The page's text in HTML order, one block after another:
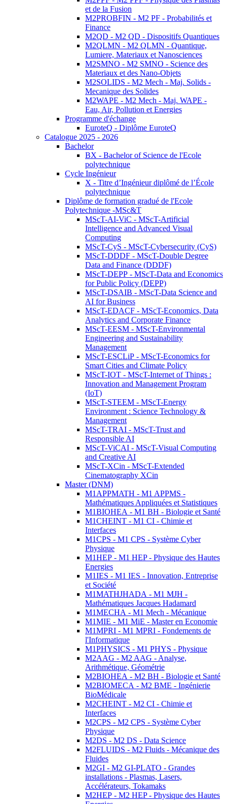
et de la Fusion
M2PROBFIN - M2 PF - Probabilités et
Finance
M2QD - M2 QD - Dispositifs Quantiques
M2QLMN - M2 QLMN - Quantique,
Lumiere, Materiaux et Nanosciences
M2SMNO - M2 SMNO - Science des
Materiaux et des Nano-Objets
M2SOLIDS - M2 Mech - Maj. Solids -
Mecanique des Solides
M2WAPE - M2 Mech - Maj. WAPE -
Eau, Air, Pollution et Energies
Programme d'échange
EuroteQ - Diplôme EuroteQ
Catalogue 2025 - 2026
Bachelor
BX - Bachelor of Science de l'Ecole
polytechnique
Cycle Ingénieur
X - Titre d’Ingénieur diplômé de l’École
polytechnique
Diplôme de formation gradué de l'Ecole
Polytechnique -MSc&T
MScT-AI-ViC - MScT-Artificial
Intelligence and Advanced Visual
Computing
MScT-CyS - MScT-Cybersecurity (CyS)
MScT-DDDF - MScT-Double Degree
Data and Finance (DDDF)
MScT-DEPP - MScT-Data and Economics
for Public Policy (DEPP)
MScT-DSAIB - MScT-Data Science and
AI for Business
MScT-EDACF - MScT-Economics, Data
Analytics and Corporate Finance
MScT-EESM - MScT-Environmental
Engineering and Sustainability
Management
MScT-ESCLiP - MScT-Economics for
Smart Cities and Climate Policy
MScT-IOT - MScT-Internet of Things :
Innovation and Management Program
(IoT)
MScT-STEEM - MScT-Energy
Environment : Science Technology &
Management
MScT-TRAI - MScT-Trust and
Responsible AI
MScT-ViCAI - MScT-Visual Computing
and Creative AI
MScT-XCin - MScT-Extended
Cinematography XCin
Master (DNM)
M1APPMATH - M1 APPMS -
Mathématiques Appliquées et Statistiques
M1BIOHEA - M1 BH - Biologie et Santé
M1CHEINT - M1 CI - Chimie et
Interfaces
M1CPS - M1 CPS - Système Cyber
Physique
M1HEP - M1 HEP - Physique des Hautes
Energies
M1IES - M1 IES - Innovation, Entreprise
et Société
M1MATHJHADA - M1 MJH -
Mathématiques Jacques Hadamard
M1MECHA - M1 Mech - Mécanique
M1MIE - M1 MiE - Master en Economie
M1MPRI - M1 MPRI - Fondements de
l'Informatique
M1PHYSICS - M1 PHYS - Physique
M2AAG - M2 AAG - Analyse,
Arithmétique, Géométrie
M2BIOHEA - M2 BH - Biologie et Santé
M2BIOMECA - M2 BME - Ingénierie
BioMédicale
M2CHEINT - M2 CI - Chimie et
Interfaces
M2CPS - M2 CPS - Système Cyber
Physique
M2DS - M2 DS - Data Science
M2FLUIDS - M2 Fluids - Mécanique des
Fluides
M2GI - M2 GI-PLATO - Grandes
installations - Plasmas, Lasers,
Accélérateurs, Tokamaks
M2HEP - M2 HEP - Physique des Hautes